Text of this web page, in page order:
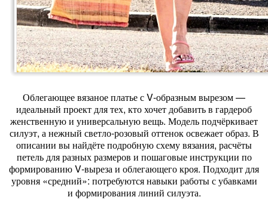
Облегающее вязаное платье с V‑образным вырезом —
идеальный проект для тех, кто хочет добавить в гардероб
женственную и универсальную вещь. Модель подчёркивает
силуэт, а нежный светло‑розовый оттенок освежает образ. В
описании вы найдёте подробную схему вязания, расчёты
петель для разных размеров и пошаговые инструкции по
формированию V‑выреза и облегающего кроя. Подходит для
уровня «средний»: потребуются навыки работы с убавками
и формирования линий силуэта.